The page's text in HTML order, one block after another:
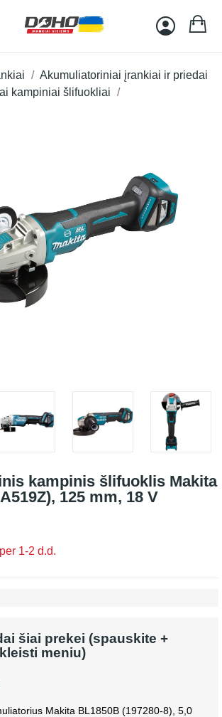
Akumuliatoriniai įrankiai ir priedai
kampiniai šlifuokliai
kampinis šlifuoklis Makita
125 mm, 18 V
1-2 d.d.
šiai prekei (spauskite +
meniu)
Makita BL1850B (197280-8), 5,0